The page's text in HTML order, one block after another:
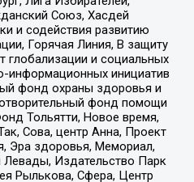
Союз, Хасдей
и содействия развитию
Горячая Линия, В защиту
глобализации и социальных
информационных инициатив
фонд охраны здоровья и
фонд помощи
Тольятти, Новое время,
Сова, центр Анна, Проект
Эра здоровья, Мемориал,
Издательство Парк
Рылькова, Сфера, Центр